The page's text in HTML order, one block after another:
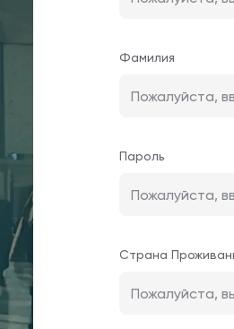
Фамилия
Пароль
Страна